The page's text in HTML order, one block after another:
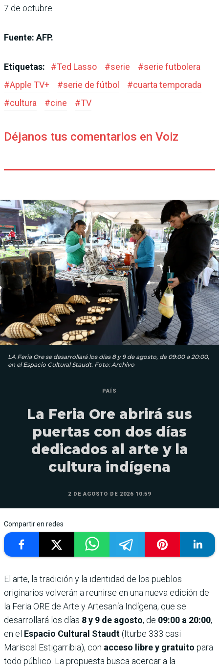
7 de octubre.
Fuente: AFP.
Etiquetas: #Ted Lasso #serie #serie futbolera
#Apple TV+ #serie de fútbol #cuarta temporada
#cultura #cine #TV
Déjanos tus comentarios en Voiz
LA Feria Ore se desarrollará los días 8 y 9 de agosto, de 09:00 a 20:00,
en el Espacio Cultural Staudt. Foto: Archivo
PAÍS
La Feria Ore abrirá sus
puertas con dos días
dedicados al arte y la
cultura indígena
2 DE AGOSTO DE 2026 10:59
Compartir en redes
El arte, la tradición y la identidad de los pueblos
originarios volverán a reunirse en una nueva edición de
la Feria ORE de Arte y Artesanía Indígena, que se
desarrollará los días 8 y 9 de agosto, de 09:00 a 20:00,
en el Espacio Cultural Staudt(Iturbe 333 casi
Mariscal Estigarribia), con acceso libre y gratuito para
todo público. La propuesta busca acercar a la